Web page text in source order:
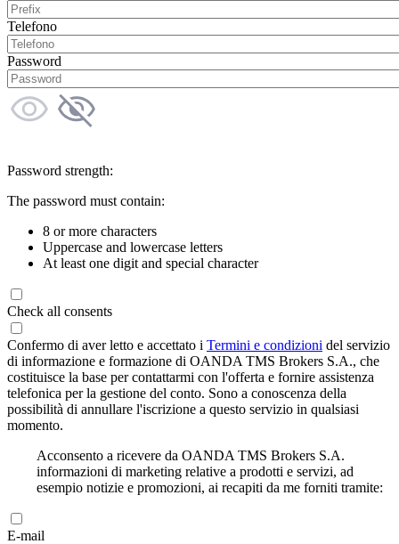
Telefono
Password
Password strength:
The password must contain:
8 or more characters
Uppercase and lowercase letters
At least one digit and special character
Check all consents
Confermo di aver letto e accettato i Termini e condizioni del servizio
di informazione e formazione di OANDA TMS Brokers S.A., che
costituisce la base per contattarmi con l'offerta e fornire assistenza
telefonica per la gestione del conto. Sono a conoscenza della
possibilità di annullare l'iscrizione a questo servizio in qualsiasi
momento.
Acconsento a ricevere da OANDA TMS Brokers S.A.
informazioni di marketing relative a prodotti e servizi, ad
esempio notizie e promozioni, ai recapiti da me forniti tramite:
E-mail